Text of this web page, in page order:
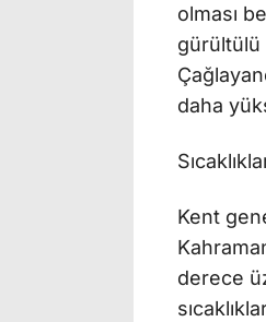
olması
gürültülü
daha
Kent
derece